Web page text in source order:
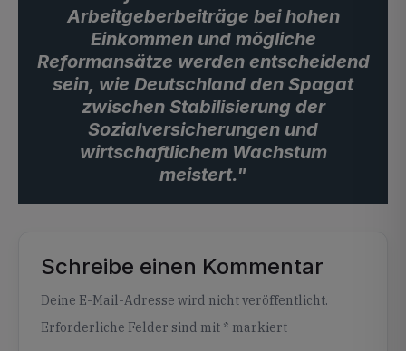
Arbeitgeberbeiträge bei hohen
Einkommen und mögliche
Reformansätze werden entscheidend
sein, wie Deutschland den Spagat
zwischen Stabilisierung der
Sozialversicherungen und
wirtschaftlichem Wachstum
meistert."
Schreibe einen Kommentar
Deine E-Mail-Adresse wird nicht veröffentlicht.
Erforderliche Felder sind mit * markiert
Alternative: